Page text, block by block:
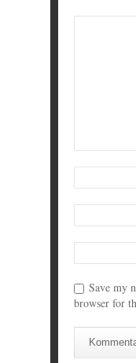
Save my
browser for